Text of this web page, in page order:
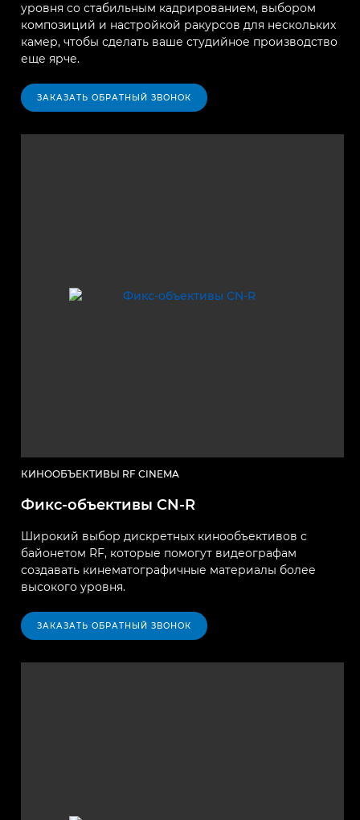
уровня со стабильным кадрированием, выбором
композиций и настройкой ракурсов для нескольких
камер, чтобы сделать ваше студийное производство
еще ярче.
ЗАКАЗАТЬ ОБРАТНЫЙ ЗВОНОК
КИНООБЪЕКТИВЫ RF CINEMA
Фикс-объективы CN-R
Широкий выбор дискретных кинообъективов с
байонетом RF, которые помогут видеографам
создавать кинематографичные материалы более
высокого уровня.
ЗАКАЗАТЬ ОБРАТНЫЙ ЗВОНОК